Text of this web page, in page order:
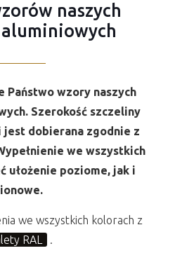
naszych
Państwo wzory naszych
Szerokość szczeliny
jest dobierana zgodnie z
we wszystkich
ułożenie poziome, jak i
we wszystkich kolorach z
RAL
.